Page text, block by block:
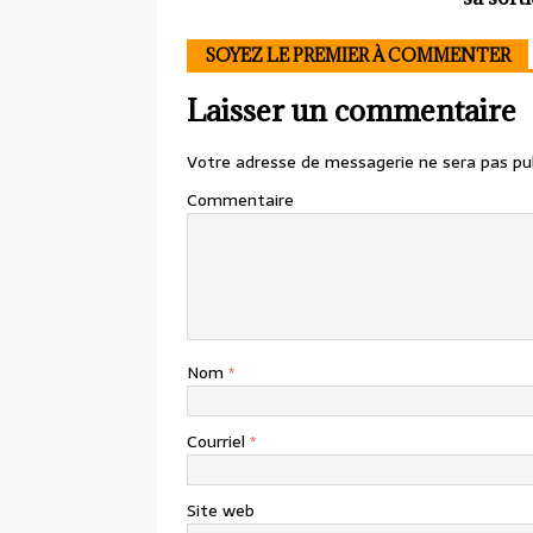
SOYEZ LE PREMIER À COMMENTER
Laisser un commentaire
Votre adresse de messagerie ne sera pas
Commentaire
Nom *
Courriel *
Site web